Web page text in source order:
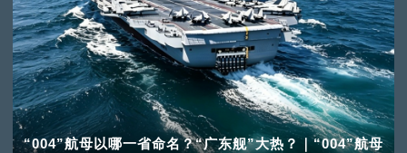
“004”航母以哪一省命名？“广东舰”大热？｜“004”航母